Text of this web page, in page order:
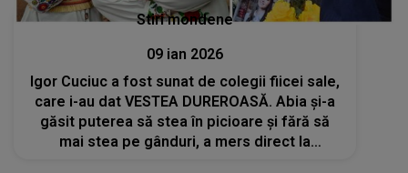
Stiri mondene
09 ian 2026
Igor Cuciuc a fost sunat de colegii fiicei sale,
care i-au dat VESTEA DUREROASĂ. Abia și-a
găsit puterea să stea în picioare și fără să
mai stea pe gânduri, a mers direct la